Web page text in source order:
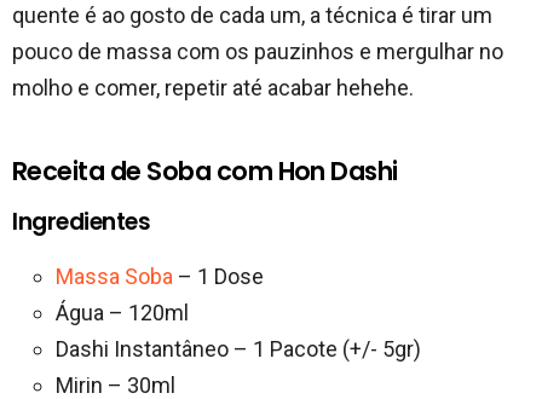
quente é ao gosto de cada um, a técnica é tirar um
pouco de massa com os pauzinhos e mergulhar no
molho e comer, repetir até acabar hehehe.
Receita de Soba com Hon Dashi
Ingredientes
Massa Soba – 1 Dose
Água – 120ml
Dashi Instantâneo – 1 Pacote (+/- 5gr)
Mirin – 30ml